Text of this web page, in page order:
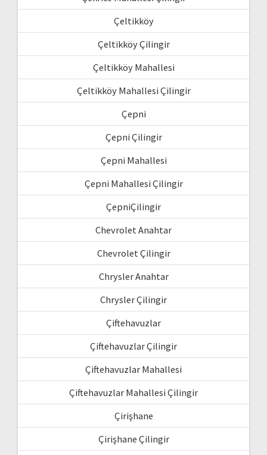
Çeltikköy
Çeltikköy Çilingir
Çeltikköy Mahallesi
Çeltikköy Mahallesi Çilingir
Çepni
Çepni Çilingir
Çepni Mahallesi
Çepni Mahallesi Çilingir
ÇepniÇilingir
Chevrolet Anahtar
Chevrolet Çilingir
Chrysler Anahtar
Chrysler Çilingir
Çiftehavuzlar
Çiftehavuzlar Çilingir
Çiftehavuzlar Mahallesi
Çiftehavuzlar Mahallesi Çilingir
Çirişhane
Çirişhane Çilingir